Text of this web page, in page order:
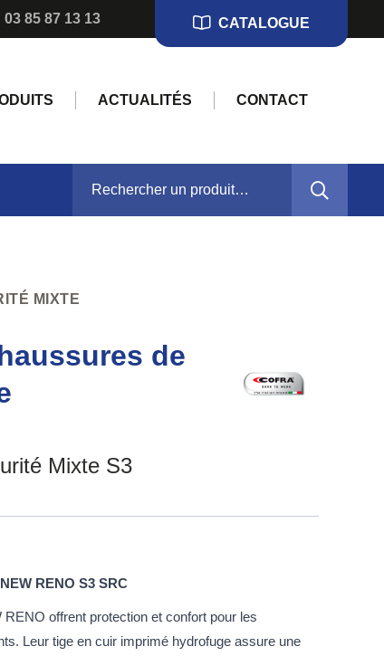
03 85 87 13 13 CATALOGUE
ACTUALITÉS CONTACT
MIXTE
de
Mixte S3
RENO S3 SRC
offrent protection et confort pour les
Leur tige en cuir imprimé hydrofuge assure une